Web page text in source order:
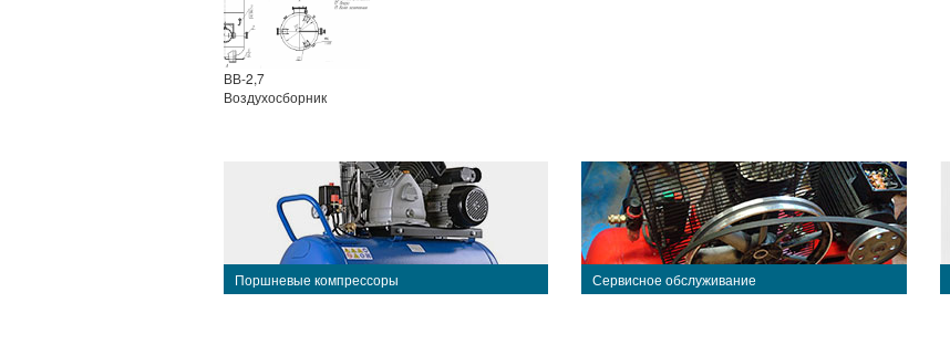
ВВ-2,7
Воздухосборник
Поршневые компрессоры Сервисное обслуживание